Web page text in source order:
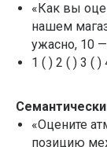
«Как вы
нашем
ужасно, 10
1 ( ) 2 ( ) 3 ( )
«Оцените
позицию